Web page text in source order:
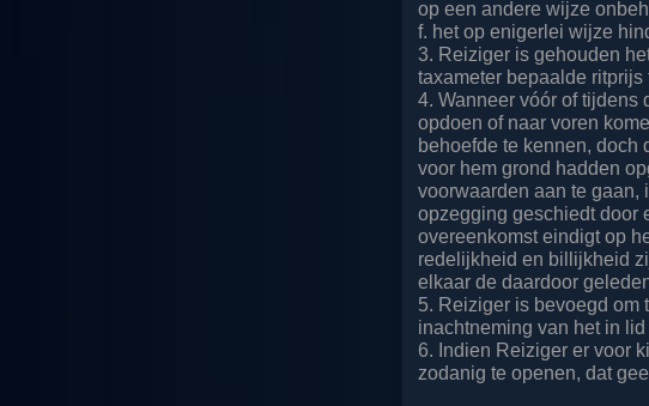
op een andere wijze
f. het op enigerlei wijze
3. Reiziger is gehouden
taxameter bepaalde ritprijs
4. Wanneer vóór of tijdens
opdoen of naar voren
behoefde te kennen,
voor hem grond hadden
voorwaarden aan te gaan,
opzegging geschiedt door
overeenkomst eindigt op
redelijkheid en billijkheid
elkaar de daardoor
5. Reiziger is bevoegd om
inachtneming van het in
6. Indien Reiziger er voor
zodanig te openen, dat